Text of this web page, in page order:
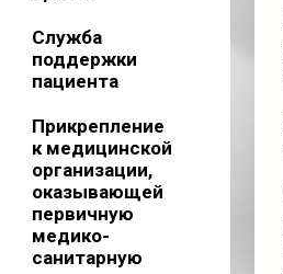
Служба
поддержки
пациента
Прикрепление
к медицинской
организации,
оказывающей
первичную
медико-
санитарную